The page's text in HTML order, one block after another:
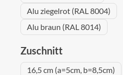
Alu ziegelrot (RAL 8004)
Alu braun (RAL 8014)
Zuschnitt
16,5 cm (a=5cm, b=8,5cm)